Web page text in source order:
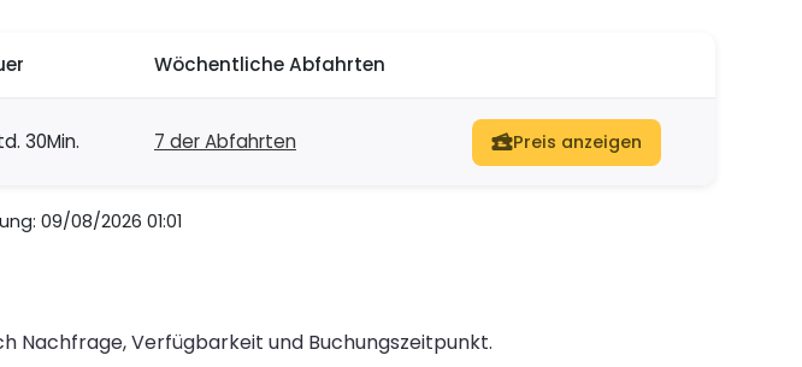
Wöchentliche Abfahrten
30Min. 7 der Abfahrten Preis anzeigen
09/08/2026 01:01
Nachfrage, Verfügbarkeit und Buchungszeitpunkt.